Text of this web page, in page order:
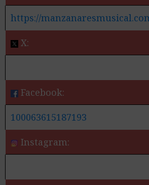
https://
X:
Facebook:
100063615187193
Instagram: